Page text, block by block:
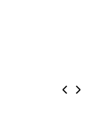
‹ ›